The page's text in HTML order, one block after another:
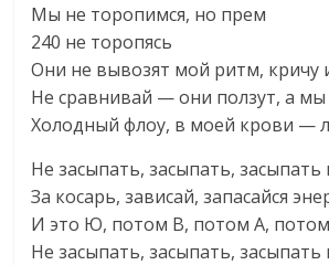
Мы не торопимся, но прем
240 не торопясь
Они не вывозят мой ритм, кричу
Не сравнивай — они ползут, а
Холодный флоу, в моей крови —
Не засыпать, засыпать, засыпать
За косарь, зависай, запасайся
И это Ю, потом В, потом А,
Не засыпать, засыпать, засыпать